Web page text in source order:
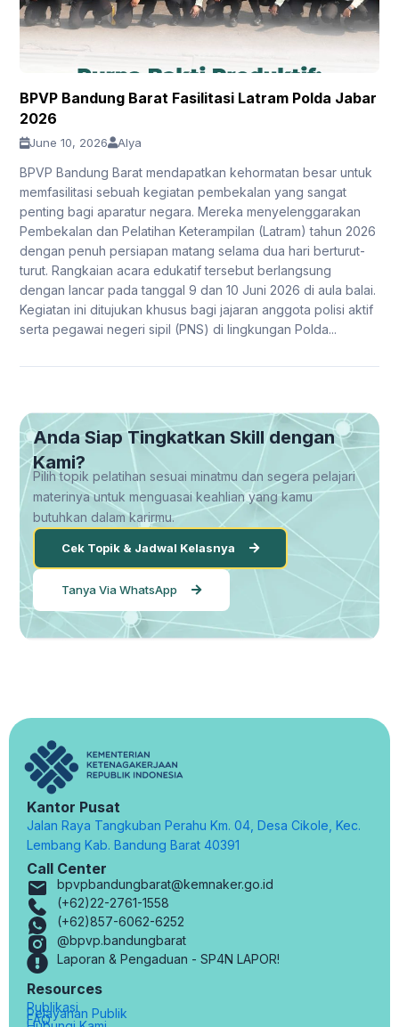
BPVP Bandung Barat Fasilitasi Latram Polda Jabar
2026
June 10, 2026 Alya
BPVP Bandung Barat mendapatkan kehormatan besar untuk
memfasilitasi sebuah kegiatan pembekalan yang sangat
penting bagi aparatur negara. Mereka menyelenggarakan
Pembekalan dan Pelatihan Keterampilan (Latram) tahun 2026
dengan penuh persiapan matang selama dua hari berturut-
turut. Rangkaian acara edukatif tersebut berlangsung
dengan lancar pada tanggal 9 dan 10 Juni 2026 di aula balai.
Kegiatan ini ditujukan khusus bagi jajaran anggota polisi aktif
serta pegawai negeri sipil (PNS) di lingkungan Polda...
Anda Siap Tingkatkan Skill dengan
Kami?
Pilih topik pelatihan sesuai minatmu dan segera pelajari
materinya untuk menguasai keahlian yang kamu
butuhkan dalam karirmu.
Cek Topik & Jadwal Kelasnya
Tanya Via WhatsApp
Kantor Pusat
Jalan Raya Tangkuban Perahu Km. 04, Desa Cikole, Kec.
Lembang Kab. Bandung Barat 40391
Call Center
bpvpbandungbarat@kemnaker.go.id
(+62)22-2761-1558
(+62)857-6062-6252
@bpvp.bandungbarat
Laporan & Pengaduan - SP4N LAPOR!
Resources
Publikasi
Pelayanan Publik
FAQ